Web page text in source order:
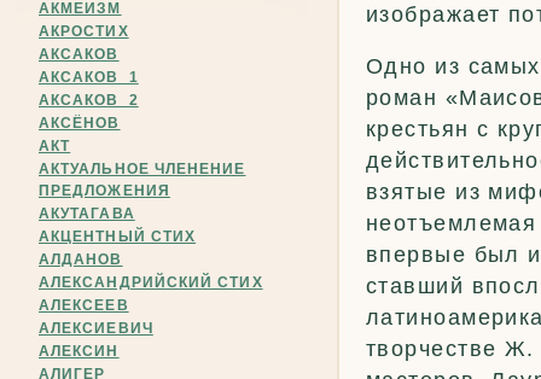
АКМЕИЗМ
АКРОСТИХ
АКСАКОВ
АКСАКОВ_1
АКСАКОВ_2
АКСЁНОВ
АКТ
АКТУАЛЬНОЕ ЧЛЕНЕНИЕ
ПРЕДЛОЖЕНИЯ
АКУТАГАВА
АКЦЕНТНЫЙ СТИХ
АЛДАНОВ
АЛЕКСАНДРИЙСКИЙ СТИХ
АЛЕКСЕЕВ
АЛЕКСИЕВИЧ
АЛЕКСИН
АЛИГЕР
изображает
Одно из
роман
крестьян с
взятые из
неотъемлемая
впервые был
ставший
творчестве